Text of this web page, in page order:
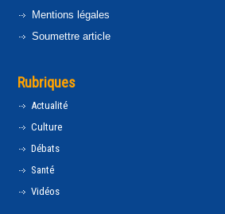
Mentions légales
Soumettre article
Rubriques
Actualité
Culture
Débats
Santé
Vidéos